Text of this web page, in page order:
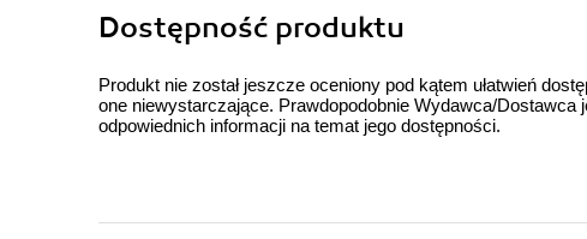
Dostępność produktu
Produkt nie został jeszcze oceniony pod kątem ułatwień
one niewystarczające. Prawdopodobnie Wydawca/Dostawca
odpowiednich informacji na temat jego dostępności.